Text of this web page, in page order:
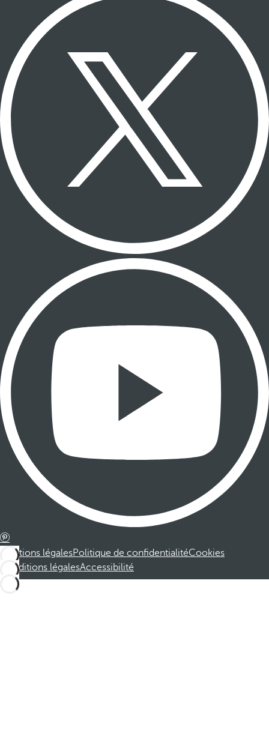
Mentions légalesPolitique de confidentialitéCookies
Conditions légalesAccessibilité